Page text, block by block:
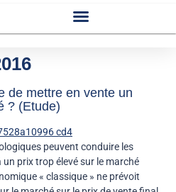
de mettre en vente un
? (Etude)
peuvent conduire les
prix trop élevé sur le marché
« classique » ne prévoit